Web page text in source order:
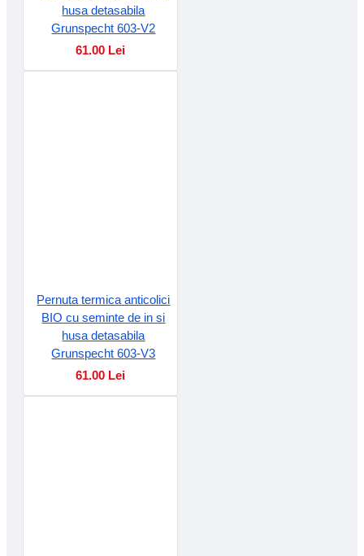
husa detasabila
Grunspecht 603-V2
61.00 Lei
Pernuta termica anticolici
BIO cu seminte de in si
husa detasabila
Grunspecht 603-V3
61.00 Lei